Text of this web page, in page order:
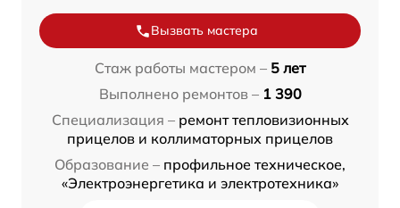
Вызвать мастера
Стаж работы мастером – 5 лет
Выполнено ремонтов – 1 390
Специализация – ремонт тепловизионных
прицелов и коллиматорных прицелов
Образование – профильное техническое,
«Электроэнергетика и электротехника»